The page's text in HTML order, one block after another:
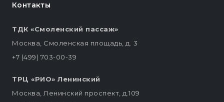
Контакты
ТДК «Смоленский пассаж»
Москва, Смоленская площадь, д. 3
+7 (499) 703-00-39
ТРЦ «РИО» Ленинский
Москва, Ленинский проспект, д.109